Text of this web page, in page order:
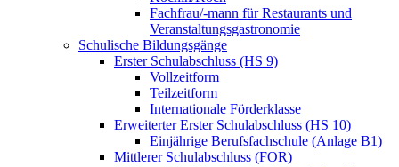
Fachfrau/-mann für Restaurants und
Veranstaltungsgastronomie
Schulische Bildungsgänge
Erster Schulabschluss (HS 9)
Vollzeitform
Teilzeitform
Internationale Förderklasse
Erweiterter Erster Schulabschluss (HS 10)
Einjährige Berufsfachschule (Anlage B1)
Mittlerer Schulabschluss (FOR)